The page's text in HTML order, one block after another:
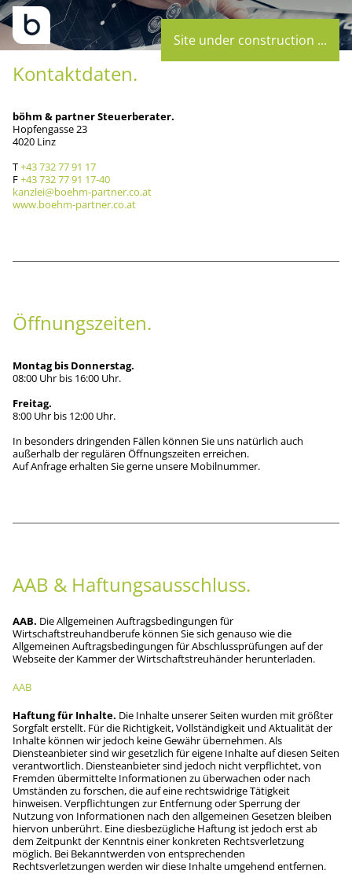
Site under construction ...
Kontaktdaten
böhm & partner Steuerberater
Hopfengasse 23
4020 Linz
T+43 732 77 91 17
F+43 732 77 91 17-40
kanzlei@boehm-partner.co.at
www.boehm-partner.co.at
Öffnungszeiten
Montag bis Donnerstag
08:00 Uhr bis 16:00 Uhr.
Freitag
8:00 Uhr bis 12:00 Uhr.
In besonders dringenden Fällen können Sie uns natürlich auch
außerhalb der regulären Öffnungszeiten erreichen.
Auf Anfrage erhalten Sie gerne unsere Mobilnummer.
AAB & Haftungsausschluss
AAB Die Allgemeinen Auftragsbedingungen für
Wirtschaftstreuhandberufe können Sie sich genauso wie die
Allgemeinen Auftragsbedingungen für Abschlussprüfungen auf der
Webseite der Kammer der Wirtschaftstreuhänder herunterladen.
AAB
Haftung für Inhalte Die Inhalte unserer Seiten wurden mit größter
Sorgfalt erstellt. Für die Richtigkeit, Vollständigkeit und Aktualität der
Inhalte können wir jedoch keine Gewähr übernehmen. Als
Diensteanbieter sind wir gesetzlich für eigene Inhalte auf diesen Seiten
verantwortlich. Diensteanbieter sind jedoch nicht verpflichtet, von
Fremden übermittelte Informationen zu überwachen oder nach
Umständen zu forschen, die auf eine rechtswidrige Tätigkeit
hinweisen. Verpflichtungen zur Entfernung oder Sperrung der
Nutzung von Informationen nach den allgemeinen Gesetzen bleiben
hiervon unberührt. Eine diesbezügliche Haftung ist jedoch erst ab
dem Zeitpunkt der Kenntnis einer konkreten Rechtsverletzung
möglich. Bei Bekanntwerden von entsprechenden
Rechtsverletzungen werden wir diese Inhalte umgehend entfernen.